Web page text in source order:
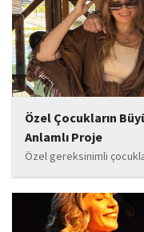
Özel Çocukların
Anlamlı Proje
Özel gereksinimli
hayata geçirdiği örnek
toplumun dikkatini
hediyedir” anlayışıyla